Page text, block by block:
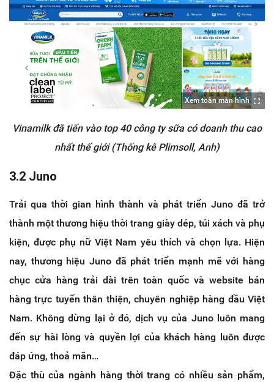
Xem toàn màn hình
Vinamilk đã tiến vào top 40 công ty sữa có doanh thu cao
nhất thế giới (Thống kê Plimsoll, Anh)
3.2 Juno
Trải qua thời gian hình thành và phát triển Juno đã trở
thành một thương hiệu thời trang giày dép, túi xách và phụ
kiện, được phụ nữ Việt Nam yêu thích và chọn lựa. Hiện
nay, thương hiệu Juno đã phát triển mạnh mẽ với hàng
chục cửa hàng trải dài trên toàn quốc và website bán
hàng trực tuyến thân thiện, chuyên nghiệp hàng đầu Việt
Nam. Không dừng lại ở đó, dịch vụ của Juno luôn mang
đến sự hài lòng và quyền lợi của khách hàng luôn được
đáp ứng, thoả mãn…
Đặc thù của ngành hàng thời trang có nhiều sản phẩm,